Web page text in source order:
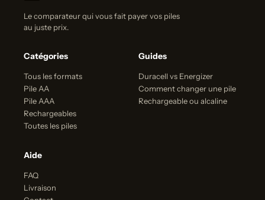
Le comparateur qui vous fait payer vos piles
au juste prix.
Catégories
Tous les formats
Pile AA
Pile AAA
Rechargeables
Toutes les piles
Guides
Duracell vs Energizer
Comment changer une pile
Rechargeable ou alcaline
Aide
FAQ
Livraison